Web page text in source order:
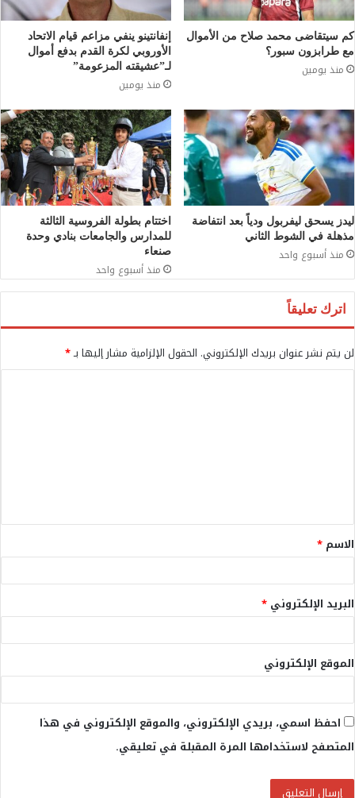
كم سيتقاضى محمد صلاح من الأموال
مع طرابزون سبور؟
منذ يومين
إنفانتينو ينفي مزاعم قيام الاتحاد
الأوروبي لكرة القدم بدفع أموال
لـ”عشيقته المزعومة”
منذ يومين
ليدز يسحق ليفربول ودياً بعد انتفاضة
مذهلة في الشوط الثاني
منذ أسبوع واحد
اختتام بطولة الفروسية الثالثة
للمدارس والجامعات بنادي وحدة
صنعاء
منذ أسبوع واحد
اترك تعليقاً
لن يتم نشر عنوان بريدك الإلكتروني. الحقول الإلزامية مشار إليها بـ*
ق
*
الاسم *
البريد الإلكتروني *
الموقع الإلكتروني
احفظ اسمي، بريدي الإلكتروني، والموقع الإلكتروني في هذا
المتصفح لاستخدامها المرة المقبلة في تعليقي.